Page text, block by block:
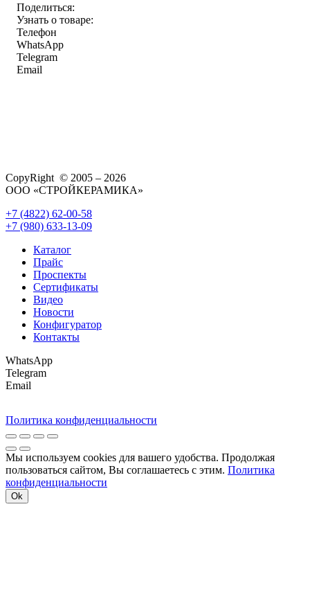
Поделиться:
Узнать о товаре:
Телефон
WhatsApp
Telegram
Email
CopyRight © 2005 – 2026
ООО «СТРОЙКЕРАМИКА»
+7 (4822) 62-00-58
+7 (980) 633-13-09
Каталог
Прайс
Проспекты
Сертификаты
Видео
Новости
Конфигуратор
Контакты
WhatsApp
Telegram
Email
Политика конфиденциальности
Мы используем cookies для вашего удобства. Продолжая
пользоваться сайтом, Вы соглашаетесь с этим. Политика
конфиденциальности
Ok